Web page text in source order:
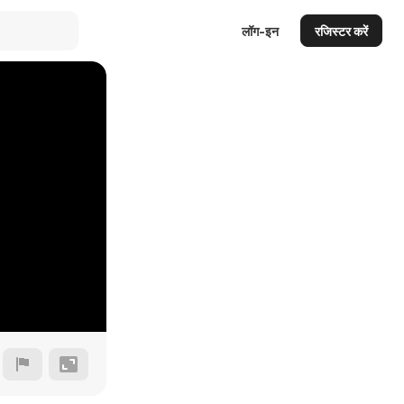
लॉग-इन रजिस्टर करें